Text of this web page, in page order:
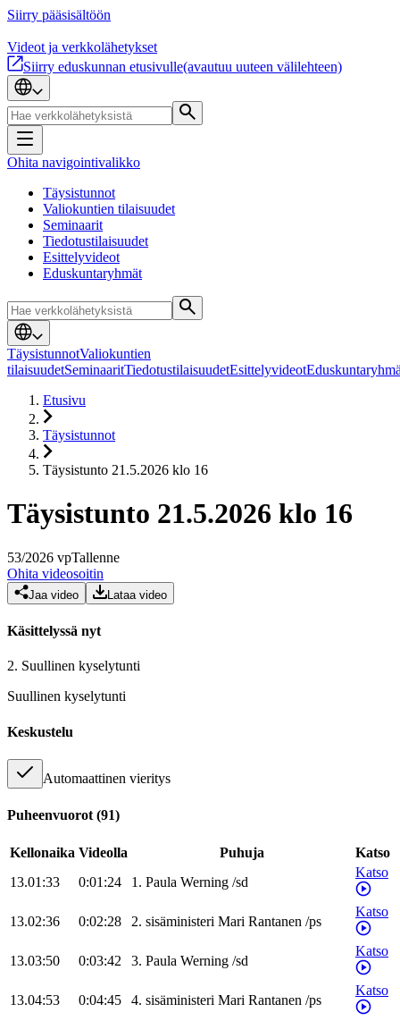
Siirry pääsisältöön
Videot ja verkkolähetykset
Siirry eduskunnan etusivulle(avautuu uuteen välilehteen)
Ohita navigointivalikko
Täysistunnot
Valiokuntien tilaisuudet
Seminaarit
Tiedotustilaisuudet
Esittelyvideot
Eduskuntaryhmät
TäysistunnotValiokuntien
tilaisuudetSeminaaritTiedotustilaisuudetEsittelyvideot
Etusivu
Täysistunnot
Täysistunto 21.5.2026 klo 16
Täysistunto 21.5.2026 klo 16
53/2026 vpTallenne
Ohita videosoitin
Jaa video Lataa video
Käsittelyssä nyt
2. Suullinen kyselytunti
Suullinen kyselytunti
Keskustelu
Automaattinen vieritys
Puheenvuorot (91)
Kellonaika Videolla Puhuja
Katso
13.01:33
0:01:24 1. Paula Werning /sd
Katso
13.02:36 0:02:28 2. sisäministeri Mari Rantanen /ps
Katso
13.03:50 0:03:42 3. Paula Werning /sd
Katso
13.04:53 0:04:45 4. sisäministeri Mari Rantanen /ps
Katso